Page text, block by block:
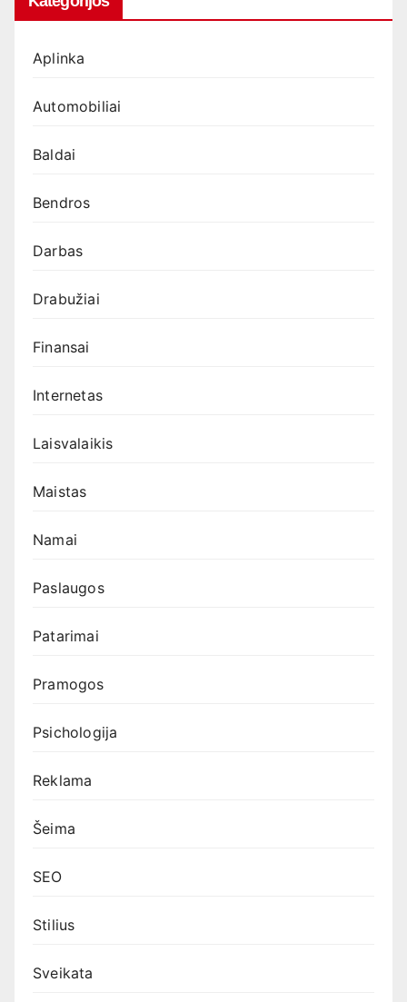
Aplinka
Automobiliai
Baldai
Bendros
Darbas
Drabužiai
Finansai
Internetas
Laisvalaikis
Maistas
Namai
Paslaugos
Patarimai
Pramogos
Psichologija
Reklama
Šeima
SEO
Stilius
Sveikata